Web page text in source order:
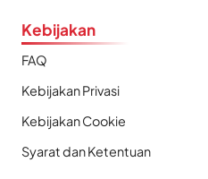
Kebijakan
FAQ
Kebijakan Privasi
Kebijakan Cookie
Syarat dan Ketentuan